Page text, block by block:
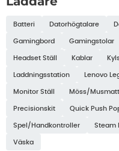
Batteri Datorhögtalare
Gamingbord Gamingstolar
Headset Ställ Kablar
Laddningsstation Lenovo
Monitor Ställ Möss/
Precisionskit Quick Push
Spel/Handkontroller Steam
Väska